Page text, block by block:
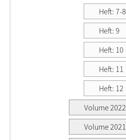
Heft: 7-8
Heft: 9
Heft: 10
Heft: 11
Heft: 12
Volume 2022
Volume 2021